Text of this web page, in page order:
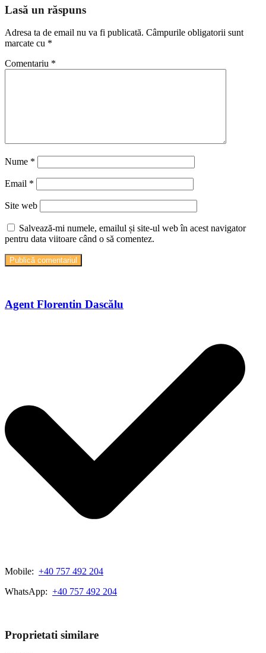
Lasă un răspuns
Adresa ta de email nu va fi publicată. Câmpurile obligatorii sunt
marcate cu *
Comentariu *
Nume *
Email *
Site web
Salvează-mi numele, emailul și site-ul web în acest navigator
pentru data viitoare când o să comentez.
Agent Florentin Dascălu
Mobile: +40 757 492 204
WhatsApp: +40 757 492 204
Proprietati similare